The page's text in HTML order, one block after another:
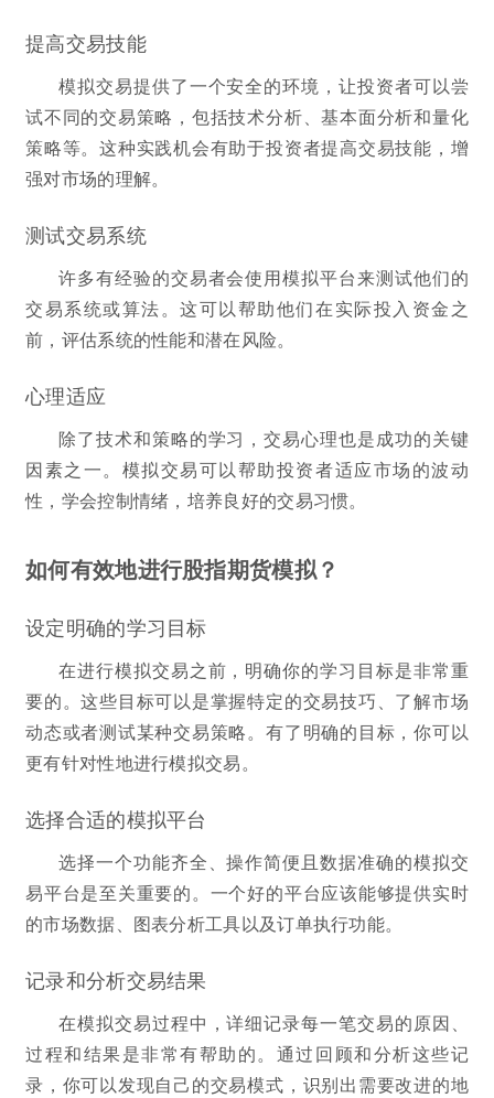
提高交易技能
模拟交易提供了一个安全的环境，让投资者可以尝
试不同的交易策略，包括技术分析、基本面分析和量化
策略等。这种实践机会有助于投资者提高交易技能，增
强对市场的理解。
测试交易系统
许多有经验的交易者会使用模拟平台来测试他们的
交易系统或算法。这可以帮助他们在实际投入资金之
前，评估系统的性能和潜在风险。
心理适应
除了技术和策略的学习，交易心理也是成功的关键
因素之一。模拟交易可以帮助投资者适应市场的波动
性，学会控制情绪，培养良好的交易习惯。
如何有效地进行股指期货模拟？
设定明确的学习目标
在进行模拟交易之前，明确你的学习目标是非常重
要的。这些目标可以是掌握特定的交易技巧、了解市场
动态或者测试某种交易策略。有了明确的目标，你可以
更有针对性地进行模拟交易。
选择合适的模拟平台
选择一个功能齐全、操作简便且数据准确的模拟交
易平台是至关重要的。一个好的平台应该能够提供实时
的市场数据、图表分析工具以及订单执行功能。
记录和分析交易结果
在模拟交易过程中，详细记录每一笔交易的原因、
过程和结果是非常有帮助的。通过回顾和分析这些记
录，你可以发现自己的交易模式，识别出需要改进的地